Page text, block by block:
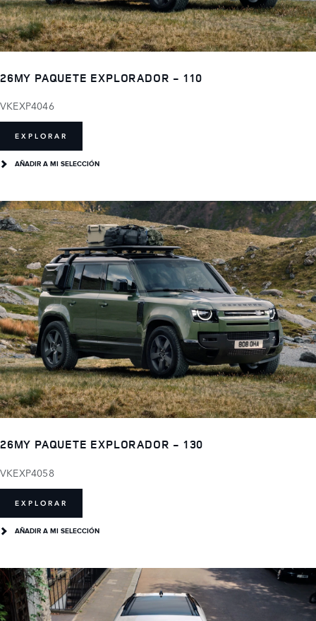
26MY PAQUETE EXPLORADOR - 110
VKEXP4046
EXPLORAR
AÑADIR A MI SELECCIÓN
26MY PAQUETE EXPLORADOR - 130
VKEXP4058
EXPLORAR
AÑADIR A MI SELECCIÓN